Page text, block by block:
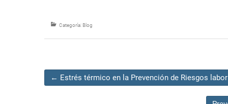
Categoría: Blog
← Estrés térmico en la Prevención de Riesgos